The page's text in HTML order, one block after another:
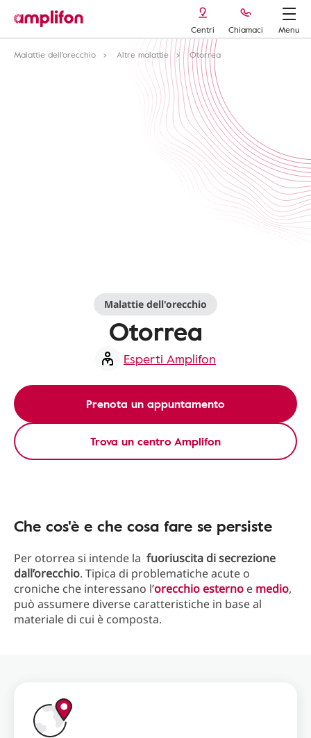
Centri Chiamaci
Menu
Malattie dell'orecchio
Altre malattie Otorrea
Malattie dell'orecchio
Otorrea
Esperti Amplifon
Prenota un appuntamento
Trova un centro Amplifon
Che cos'è e che cosa fare se persiste
Per otorrea si intende la fuoriuscita di secrezione
dall’orecchio. Tipica di problematiche acute o
croniche che interessano l’orecchio esterno e medio,
può assumere diverse caratteristiche in base al
materiale di cui è composta.